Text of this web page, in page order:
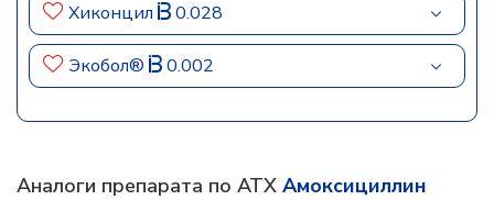
Хиконцил 0.028
Экобол® 0.002
Аналоги препарата по АТХ Амоксициллин